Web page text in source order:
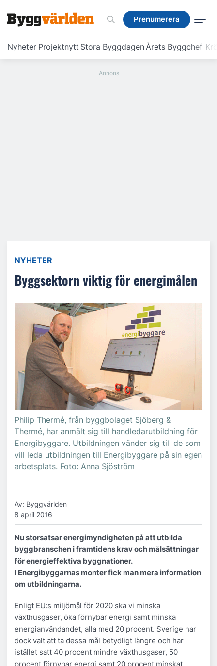
Prenumerera
Nyheter Projektnytt Stora ByggdagenÅrets Byggchef
Prenumerera
NYHETER
Byggsektorn viktig för energimålen
Philip Thermé, från byggbolaget Sjöberg &
Thermé, har anmält sig till handledarutbildning för
Energibyggare. Utbildningen vänder sig till de som
vill leda utbildningen till Energibyggare på sin egen
arbetsplats. Foto: Anna Sjöström
Av: Byggvärlden
8 april 2016
Nu storsatsar energimyndigheten på att utbilda
byggbranschen i framtidens krav och målsättningar
för energieffektiva byggnationer.
I Energibyggarnas monter fick man mera information
om utbildningarna.
Enligt EU:s miljömål för 2020 ska vi minska
växthusgaser, öka förnybar energi samt minska
energianvändandet, alla med 20 procent. Sverige har
dock valt att ta dessa mål betydligt längre och har
istället satt 40 procent mindre växthusgaser, 50
procent förnybar energi samt 20 procent minskat